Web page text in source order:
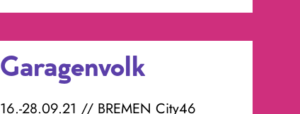
Garagenvolk
16.-28.09.21 // BREMEN City46